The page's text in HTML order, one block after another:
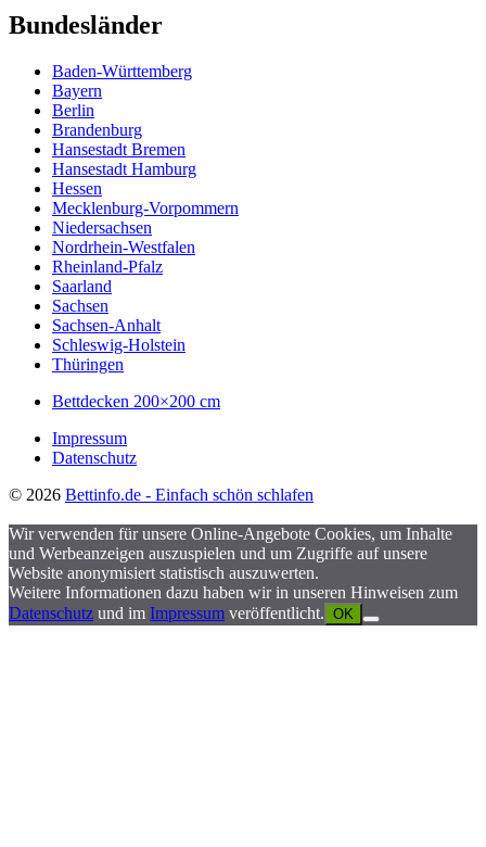
Bundesländer
Baden-Württemberg
Bayern
Berlin
Brandenburg
Hansestadt Bremen
Hansestadt Hamburg
Hessen
Mecklenburg-Vorpommern
Niedersachsen
Nordrhein-Westfalen
Rheinland-Pfalz
Saarland
Sachsen
Sachsen-Anhalt
Schleswig-Holstein
Thüringen
Bettdecken 200×200 cm
Impressum
Datenschutz
© 2026 Bettinfo.de - Einfach schön schlafen
Wir verwenden für unsere Online-Angebote Cookies, um Inhalte
und Werbeanzeigen auszuspielen und um Zugriffe auf unsere
Website anonymisiert statistisch auszuwerten.
Weitere Informationen dazu haben wir in unseren Hinweisen zum
Datenschutz und im Impressum veröffentlicht. OK